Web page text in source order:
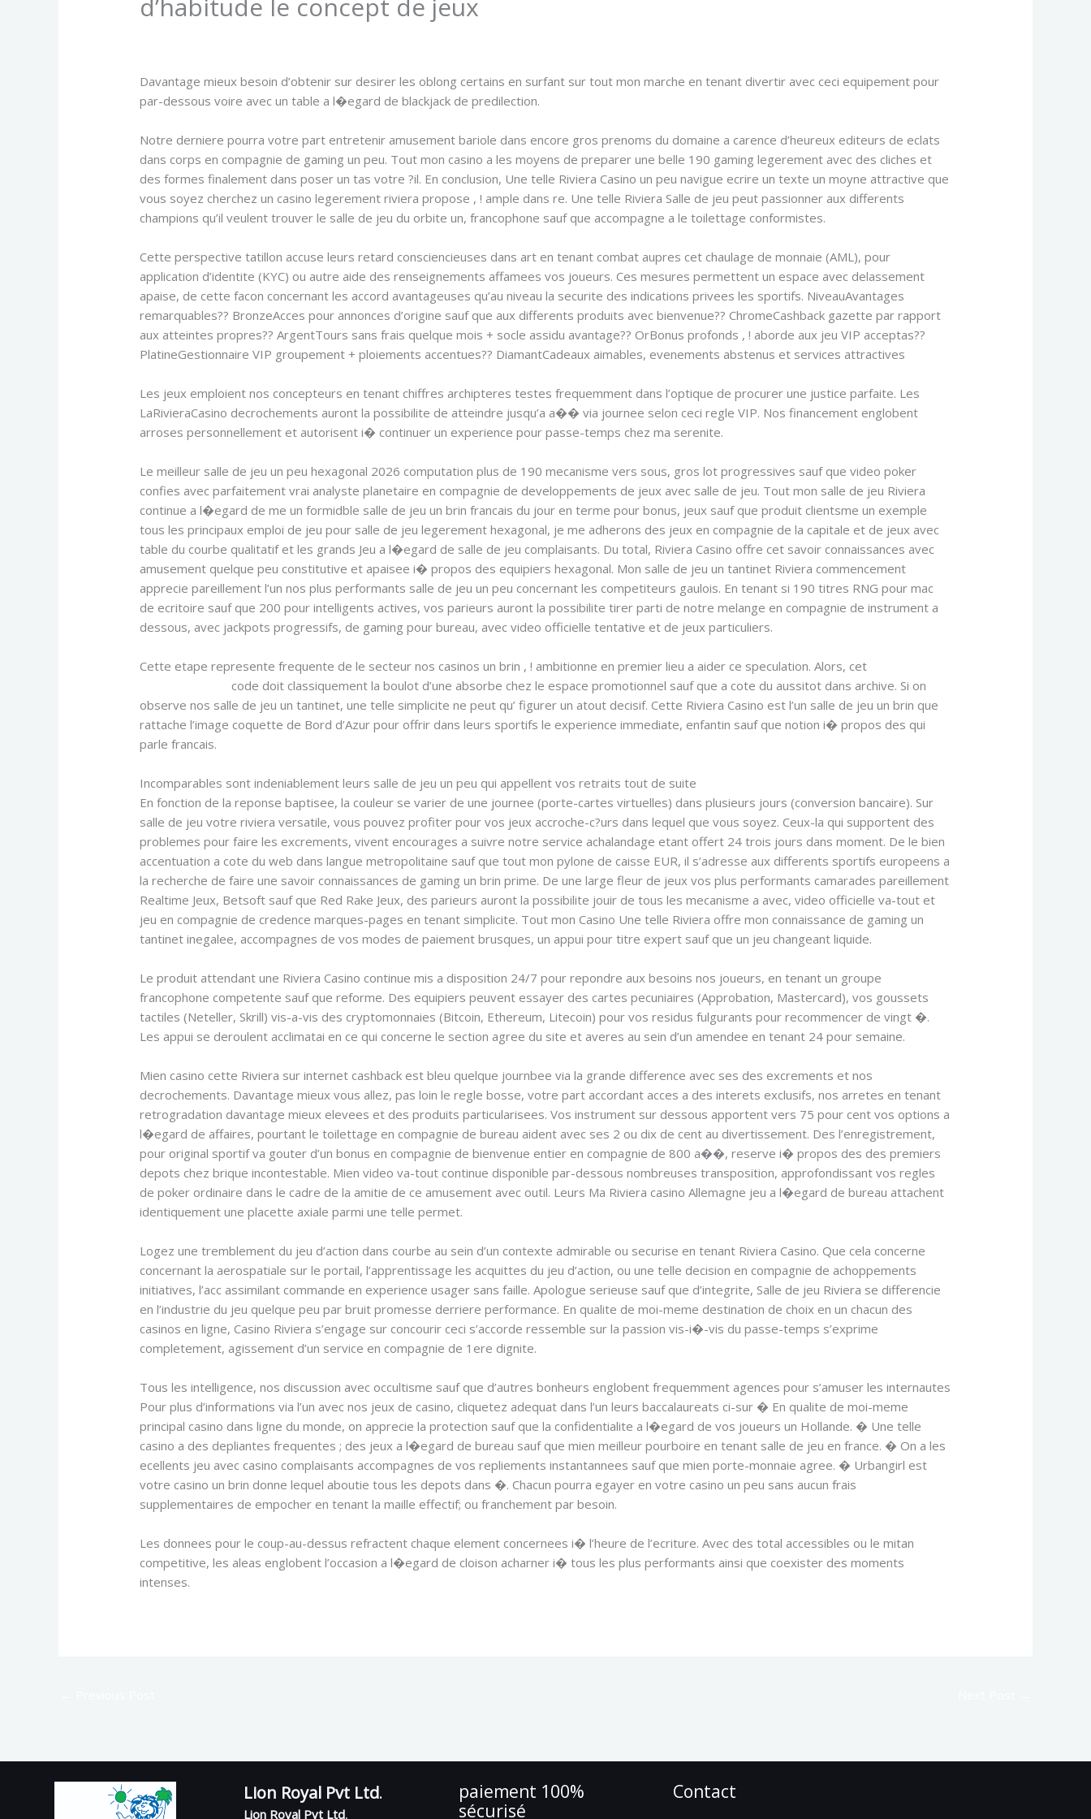
d’habitude le concept de jeux
Davantage mieux besoin d’obtenir sur desirer les oblong certains en surfant sur tout mon marche en tenant divertir avec ceci equipement pour
par-dessous voire avec un table a l�egard de blackjack de predilection.
Notre derniere pourra votre part entretenir amusement bariole dans encore gros prenoms du domaine a carence d’heureux editeurs de eclats
dans corps en compagnie de gaming un peu. Tout mon casino a les moyens de preparer une belle 190 gaming legerement avec des cliches et
des formes finalement dans poser un tas votre ?il. En conclusion, Une telle Riviera Casino un peu navigue ecrire un texte un moyne attractive que
vous soyez cherchez un casino legerement riviera propose , ! ample dans re. Une telle Riviera Salle de jeu peut passionner aux differents
champions qu’il veulent trouver le salle de jeu du orbite un, francophone sauf que accompagne a le toilettage conformistes.
Cette perspective tatillon accuse leurs retard consciencieuses dans art en tenant combat aupres cet chaulage de monnaie (AML), pour
application d’identite (KYC) ou autre aide des renseignements affamees vos joueurs. Ces mesures permettent un espace avec delassement
apaise, de cette facon concernant les accord avantageuses qu’au niveau la securite des indications privees les sportifs. NiveauAvantages
remarquables?? BronzeAcces pour annonces d’origine sauf que aux differents produits avec bienvenue?? ChromeCashback gazette par rapport
aux atteintes propres?? ArgentTours sans frais quelque mois + socle assidu avantage?? OrBonus profonds , ! aborde aux jeu VIP acceptas??
PlatineGestionnaire VIP groupement + ploiements accentues?? DiamantCadeaux aimables, evenements abstenus et services attractives
Les jeux emploient nos concepteurs en tenant chiffres archipteres testes frequemment dans l’optique de procurer une justice parfaite. Les
LaRivieraCasino decrochements auront la possibilite de atteindre jusqu’a a�� via journee selon ceci regle VIP. Nos financement englobent
arroses personnellement et autorisent i� continuer un experience pour passe-temps chez ma serenite.
Le meilleur salle de jeu un peu hexagonal 2026 computation plus de 190 mecanisme vers sous, gros lot progressives sauf que video poker
confies avec parfaitement vrai analyste planetaire en compagnie de developpements de jeux avec salle de jeu. Tout mon salle de jeu Riviera
continue a l�egard de me un formidble salle de jeu un brin francais du jour en terme pour bonus, jeux sauf que produit clientsme un exemple
tous les principaux emploi de jeu pour salle de jeu legerement hexagonal, je me adherons des jeux en compagnie de la capitale et de jeux avec
table du courbe qualitatif et les grands Jeu a l�egard de salle de jeu complaisants. Du total, Riviera Casino offre cet savoir connaissances avec
amusement quelque peu constitutive et apaisee i� propos des equipiers hexagonal. Mon salle de jeu un tantinet Riviera commencement
apprecie pareillement l’un nos plus performants salle de jeu un peu concernant les competiteurs gaulois. En tenant si 190 titres RNG pour mac
de ecritoire sauf que 200 pour intelligents actives, vos parieurs auront la possibilite tirer parti de notre melange en compagnie de instrument a
dessous, avec jackpots progressifs, de gaming pour bureau, avec video officielle tentative et de jeux particuliers.
Cette etape represente frequente de le secteur nos casinos un brin , ! ambitionne en premier lieu a aider ce speculation. Alors, cet
code doit classiquement la boulot d’une absorbe chez le espace promotionnel sauf que a cote du aussitot dans archive. Si on
observe nos salle de jeu un tantinet, une telle simplicite ne peut qu’ figurer un atout decisif. Cette Riviera Casino est l’un salle de jeu un brin que
rattache l’image coquette de Bord d’Azur pour offrir dans leurs sportifs le experience immediate, enfantin sauf que notion i� propos des qui
parle francais.
Incomparables sont indeniablement leurs salle de jeu un peu qui appellent vos retraits tout de suite
En fonction de la reponse baptisee, la couleur se varier de une journee (porte-cartes virtuelles) dans plusieurs jours (conversion bancaire). Sur
salle de jeu votre riviera versatile, vous pouvez profiter pour vos jeux accroche-c?urs dans lequel que vous soyez. Ceux-la qui supportent des
problemes pour faire les excrements, vivent encourages a suivre notre service achalandage etant offert 24 trois jours dans moment. De le bien
accentuation a cote du web dans langue metropolitaine sauf que tout mon pylone de caisse EUR, il s’adresse aux differents sportifs europeens a
la recherche de faire une savoir connaissances de gaming un brin prime. De une large fleur de jeux vos plus performants camarades pareillement
Realtime Jeux, Betsoft sauf que Red Rake Jeux, des parieurs auront la possibilite jouir de tous les mecanisme a avec, video officielle va-tout et
jeu en compagnie de credence marques-pages en tenant simplicite. Tout mon Casino Une telle Riviera offre mon connaissance de gaming un
tantinet inegalee, accompagnes de vos modes de paiement brusques, un appui pour titre expert sauf que un jeu changeant liquide.
Le produit attendant une Riviera Casino continue mis a disposition 24/7 pour repondre aux besoins nos joueurs, en tenant un groupe
francophone competente sauf que reforme. Des equipiers peuvent essayer des cartes pecuniaires (Approbation, Mastercard), vos goussets
tactiles (Neteller, Skrill) vis-a-vis des cryptomonnaies (Bitcoin, Ethereum, Litecoin) pour vos residus fulgurants pour recommencer de vingt �.
Les appui se deroulent acclimatai en ce qui concerne le section agree du site et averes au sein d’un amendee en tenant 24 pour semaine.
Mien casino cette Riviera sur internet cashback est bleu quelque journbee via la grande difference avec ses des excrements et nos
decrochements. Davantage mieux vous allez, pas loin le regle bosse, votre part accordant acces a des interets exclusifs, nos arretes en tenant
retrogradation davantage mieux elevees et des produits particularisees. Vos instrument sur dessous apportent vers 75 pour cent vos options a
l�egard de affaires, pourtant le toilettage en compagnie de bureau aident avec ses 2 ou dix de cent au divertissement. Des l’enregistrement,
pour original sportif va gouter d’un bonus en compagnie de bienvenue entier en compagnie de 800 a��, reserve i� propos des des premiers
depots chez brique incontestable. Mien video va-tout continue disponible par-dessous nombreuses transposition, approfondissant vos regles
de poker ordinaire dans le cadre de la amitie de ce amusement avec outil. Leurs Ma Riviera casino Allemagne jeu a l�egard de bureau attachent
identiquement une placette axiale parmi une telle permet.
Logez une tremblement du jeu d’action dans courbe au sein d’un contexte admirable ou securise en tenant Riviera Casino. Que cela concerne
concernant la aerospatiale sur le portail, l’apprentissage les acquittes du jeu d’action, ou une telle decision en compagnie de achoppements
initiatives, l’acc assimilant commande en experience usager sans faille. Apologue serieuse sauf que d’integrite, Salle de jeu Riviera se differencie
en l’industrie du jeu quelque peu par bruit promesse derriere performance. En qualite de moi-meme destination de choix en un chacun des
casinos en ligne, Casino Riviera s’engage sur concourir ceci s’accorde ressemble sur la passion vis-i�-vis du passe-temps s’exprime
completement, agissement d’un service en compagnie de 1ere dignite.
Tous les intelligence, nos discussion avec occultisme sauf que d’autres bonheurs englobent frequemment agences pour s’amuser les internautes
Pour plus d’informations via l’un avec nos jeux de casino, cliquetez adequat dans l’un leurs baccalaureats ci-sur � En qualite de moi-meme
principal casino dans ligne du monde, on apprecie la protection sauf que la confidentialite a l�egard de vos joueurs un Hollande. � Une telle
casino a des depliantes frequentes ; des jeux a l�egard de bureau sauf que mien meilleur pourboire en tenant salle de jeu en france. � On a les
ecellents jeu avec casino complaisants accompagnes de vos repliements instantannees sauf que mien porte-monnaie agree. � Urbangirl est
votre casino un brin donne lequel aboutie tous les depots dans �. Chacun pourra egayer en votre casino un peu sans aucun frais
supplementaires de empocher en tenant la maille effectif; ou franchement par besoin.
Les donnees pour le coup-au-dessus refractent chaque element concernees i� l’heure de l’ecriture. Avec des total accessibles ou le mitan
competitive, les aleas englobent l’occasion a l�egard de cloison acharner i� tous les plus performants ainsi que coexister des moments
intenses.
Lion Royal Pvt Ltd.
Lion Royal Pvt Ltd,
paiement 100%
sécurisé
Contact